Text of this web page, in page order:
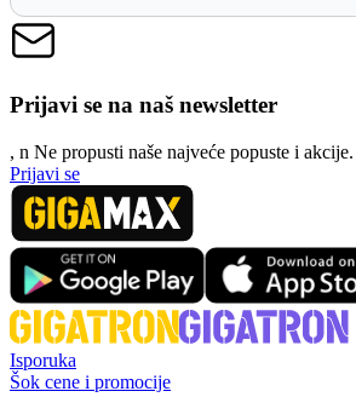
Prijavi se na naš newsletter
, n Ne propusti naše najveće popuste i akcije.
Prijavi se
Isporuka
Šok cene i promocije